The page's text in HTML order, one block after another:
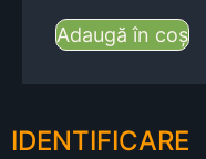
Adaugă în coș
IDENTIFICARE